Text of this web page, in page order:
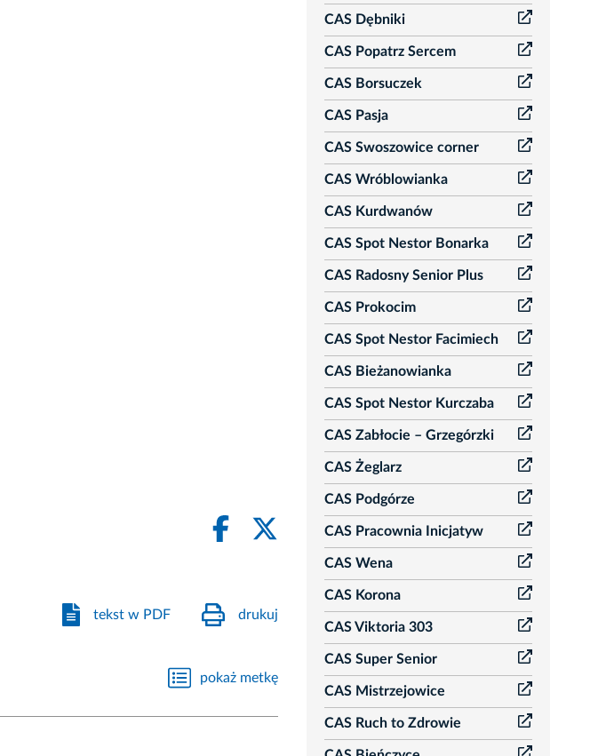
tekst w PDF drukuj
pokaż metkę
CAS Dębniki
CAS Popatrz Sercem
CAS Borsuczek
CAS Pasja
CAS Swoszowice corner
CAS Wróblowianka
CAS Kurdwanów
CAS Spot Nestor Bonarka
CAS Radosny Senior Plus
CAS Prokocim
CAS Spot Nestor Facimiech
CAS Bieżanowianka
CAS Spot Nestor Kurczaba
CAS Zabłocie – Grzegórzki
CAS Żeglarz
CAS Podgórze
CAS Pracownia Inicjatyw
CAS Wena
CAS Korona
CAS Viktoria 303
CAS Super Senior
CAS Mistrzejowice
CAS Ruch to Zdrowie